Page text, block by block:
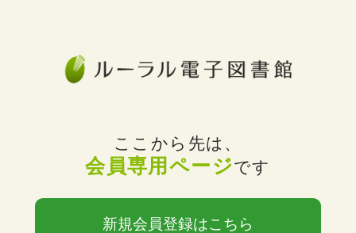
ここから先は、
会員専用ページです
新規会員登録はこちら